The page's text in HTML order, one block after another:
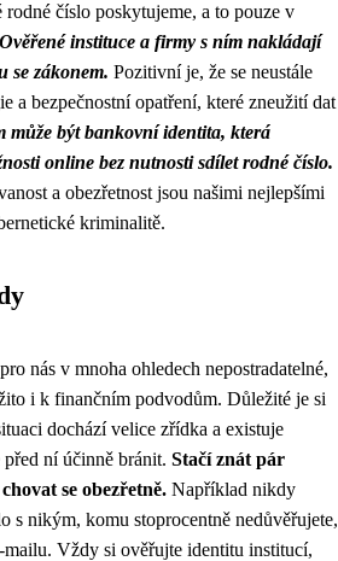
rodné číslo poskytujeme, a to pouze v
Ověřené instituce a firmy s ním nakládají
se zákonem. Pozitivní je, že se neustále
a bezpečnostní opatření, které zneužití dat
může být bankovní identita, která
online bez nutnosti sdílet rodné číslo.
a obezřetnost jsou našimi nejlepšími
kriminalitě.
nás v mnoha ohledech nepostradatelné,
i k finančním podvodům. Důležité je si
dochází velice zřídka a existuje
před ní účinně bránit. Stačí znát pár
se obezřetně. Například nikdy
s nikým, komu stoprocentně nedůvěřujete,
mailu. Vždy si ověřujte identitu institucí,